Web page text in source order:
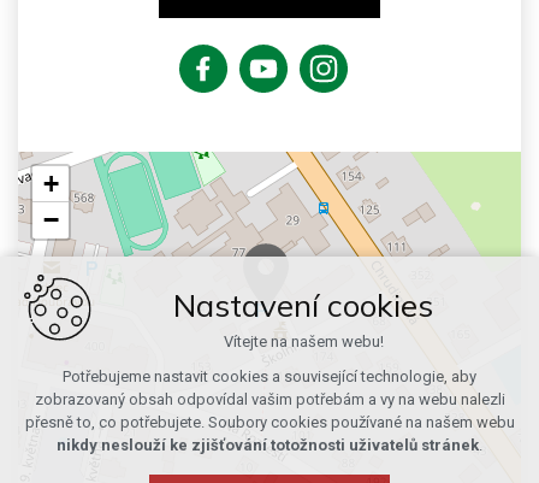
+
−
Nastavení cookies
Vítejte na našem webu!
Potřebujeme nastavit cookies a související technologie, aby
zobrazovaný obsah odpovídal vašim potřebám a vy na webu nalezli
přesně to, co potřebujete. Soubory cookies používané na našem webu
nikdy neslouží ke zjišťování totožnosti uživatelů stránek.